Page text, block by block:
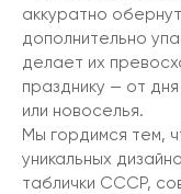
аккуратно
дополнительно
делает их
празднику — от
или новоселья.
Мы гордимся тем,
уникальных
таблички СССР,